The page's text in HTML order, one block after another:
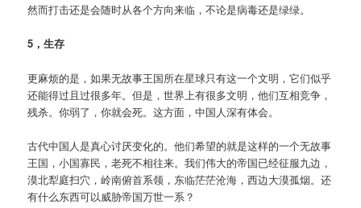
然而打击还是会随时从各个方向来临，不论是病毒还是绿绿。
5，生存
更麻烦的是，如果无故事王国所在星球只有这一个文明，它们似乎
还能得过且过很多年。但是，世界上有很多文明，他们互相竞争，
残杀。你弱了，你就会死。这方面，中国人深有体会。
古代中国人是真心讨厌变化的。他们希望的就是这样的一个无故事
王国，小国寡民，老死不相往来。我们伟大的帝国已经征服九边，
漠北犁庭扫穴，岭南俯首系领，东临茫茫沧海，西边大漠孤烟。还
有什么东西可以威胁帝国万世一系？